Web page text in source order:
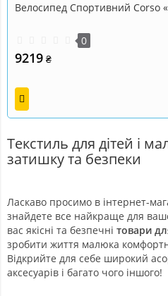
Велоcипед Спортивний Corso
0
9219 ₴
Текстиль для дітей і
затишку та безпеки
Ласкаво просимо в інтернет-
знайдете все найкраще для
вас якісні та безпечні товари
зробити життя малюка
Відкрийте для себе широкий
аксесуарів і багато чого іншого!